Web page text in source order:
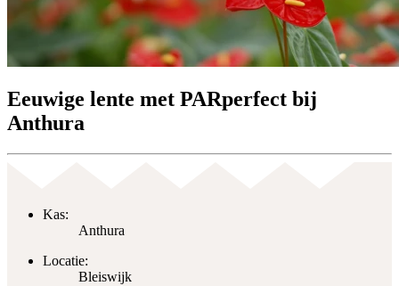
Eeuwige lente met PARperfect bij
Anthura
Kas:
Anthura
Locatie:
Bleiswijk